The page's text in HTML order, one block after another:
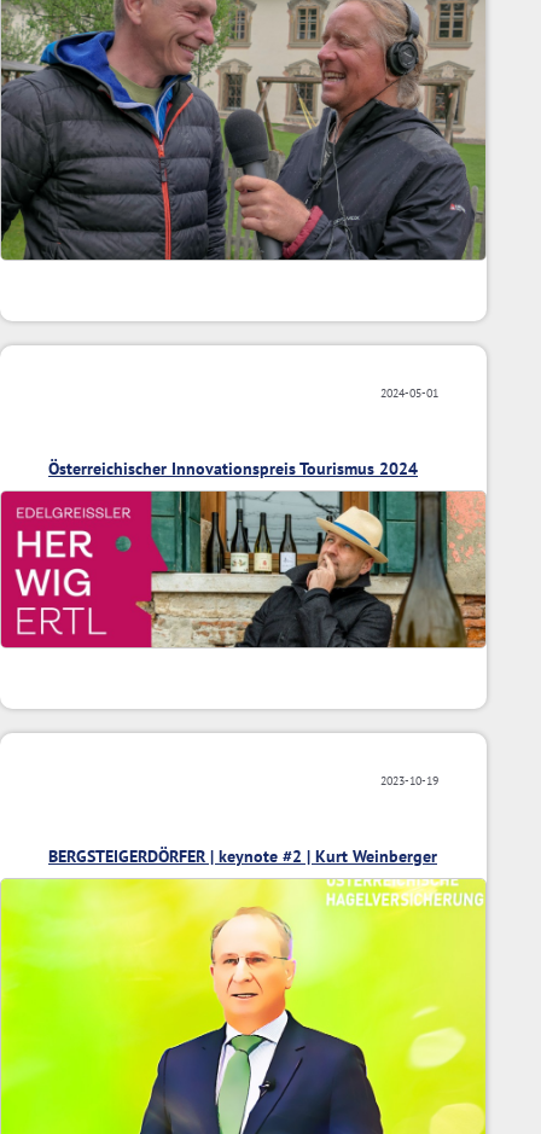
2024-05-01
Österreichischer Innovationspreis Tourismus 2024
2023-10-19
BERGSTEIGERDÖRFER | keynote #2 | Kurt Weinberger